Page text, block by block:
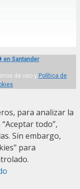
en Santander
de uso y Política de
para analizar la
todo”,
Sin embargo,
para